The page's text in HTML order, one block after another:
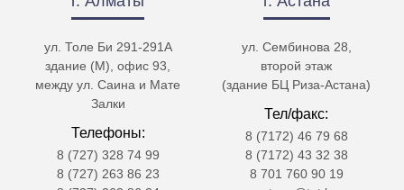
ул. Толе Би 291-291А
здание (М), офис 93,
между ул. Саина и Мате
Залки
Телефоны:
8 (727) 328 74 99
8 (727) 263 86 23
ул. Сембинова 28,
второй этаж
(здание БЦ Риза-Астана)
Тел/факс:
8 (7172) 46 79 68
8 (7172) 43 32 38
8 701 760 90 19